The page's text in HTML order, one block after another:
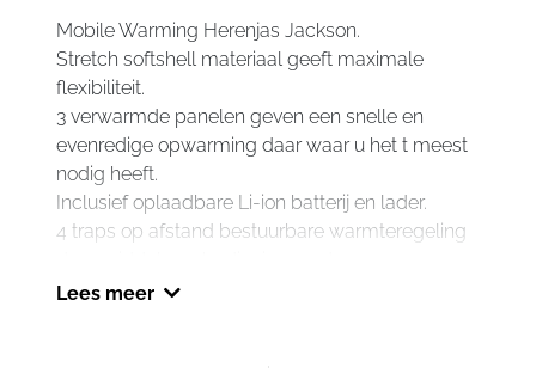
Mobile Warming Herenjas Jackson.
Stretch softshell materiaal geeft maximale
flexibiliteit.
3 verwarmde panelen geven een snelle en
evenredige opwarming daar waar u het t meest
nodig heeft.
Inclusief oplaadbare Li-ion batterij en lader.
4 traps op afstand bestuurbare warmteregeling
Lees meer